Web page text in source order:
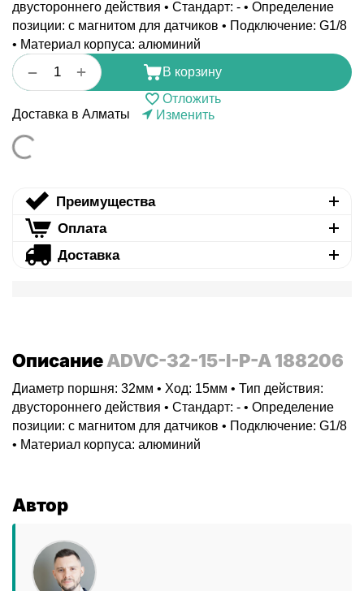
двустороннего действия • Стандарт: - • Определение
позиции: с магнитом для датчиков • Подключение: G1/8
• Материал корпуса: алюминий
+
−
В корзину
Отложить
Доставка в Алматы
Изменить
Преимущества
Оплата
Доставка
ОписаниеADVC-32-15-I-P-A 188206
Диаметр поршня: 32мм • Ход: 15мм • Тип действия:
двустороннего действия • Стандарт: - • Определение
позиции: с магнитом для датчиков • Подключение: G1/8
• Материал корпуса: алюминий
Автор